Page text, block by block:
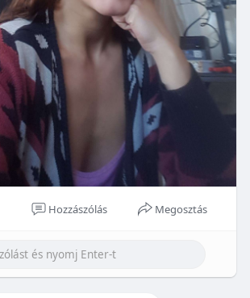
Hozzászólás Megosztás